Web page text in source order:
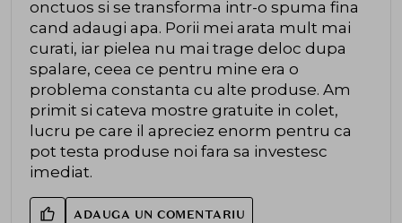
onctuos si se transforma intr-o spuma fina
cand adaugi apa. Porii mei arata mult mai
curati, iar pielea nu mai trage deloc dupa
spalare, ceea ce pentru mine era o
problema constanta cu alte produse. Am
primit si cateva mostre gratuite in colet,
lucru pe care il apreciez enorm pentru ca
pot testa produse noi fara sa investesc
imediat.
ADAUGA UN COMENTARIU